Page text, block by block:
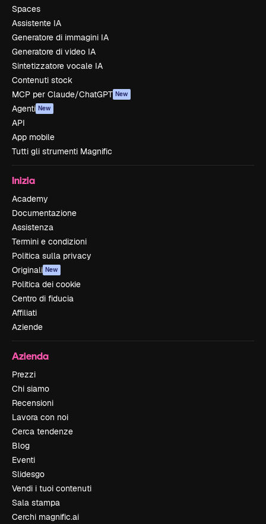
Spaces
Assistente IA
Generatore di immagini IA
Generatore di video IA
Sintetizzatore vocale IA
Contenuti stock
MCP per Claude/ChatGPT New
Agenti New
API
App mobile
Tutti gli strumenti Magnific
Inizia
Academy
Documentazione
Assistenza
Termini e condizioni
Politica sulla privacy
Originali New
Politica dei cookie
Centro di fiducia
Affiliati
Aziende
Azienda
Prezzi
Chi siamo
Recensioni
Lavora con noi
Cerca tendenze
Blog
Eventi
Slidesgo
Vendi i tuoi contenuti
Sala stampa
Cerchi magnific.ai